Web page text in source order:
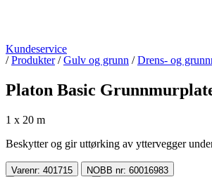
Kundeservice
/ Produkter / Gulv og grunn / Drens- og
Platon Basic
1 x 20 m
Beskytter og gir uttørking av yttervegger
Varenr: 401715 NOBB nr: 60016983